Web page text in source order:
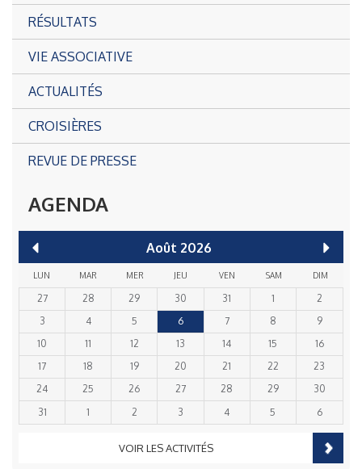
RÉSULTATS
VIE ASSOCIATIVE
ACTUALITÉS
CROISIÈRES
REVUE DE PRESSE
AGENDA
Août 2026
LUN MAR MER JEU VEN SAM DIM
27 28 29 30 31 1
2
3
4 5 6 7 8
9
10
11 12 13 14 15
16
17
18 19 20 21 22
23
24
25 26 27 28 29
30
31
1 2 3 4 5 6
VOIR LES ACTIVITÉS